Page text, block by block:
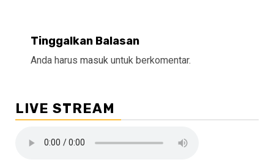
Tinggalkan Balasan
Anda harus masuk untuk berkomentar.
LIVE STREAM